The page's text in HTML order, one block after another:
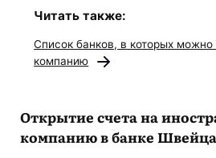
Читать также:
Список банков, в которых можно
компанию
Открытие счета на
компанию в банке